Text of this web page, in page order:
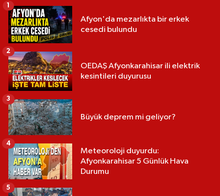
Afyon'da mezarlıkta bir erkek
cesedi bulundu
1
OEDAŞ Afyonkarahisar ili elektrik
kesintileri duyurusu
2
Büyük deprem mi geliyor?
3
Meteoroloji duyurdu:
Afyonkarahisar 5 Günlük Hava
Durumu
4
5